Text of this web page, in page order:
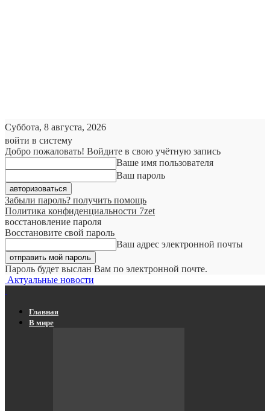
Суббота, 8 августа, 2026
войти в систему
Добро пожаловать! Войдите в свою учётную запись
Ваше имя пользователя
Ваш пароль
Забыли пароль? получить помощь
Политика конфиденциальности 7zet
восстановление пароля
Восстановите свой пароль
Ваш адрес электронной почты
Пароль будет выслан Вам по электронной почте.
Актуальные новости
Главная
В мире